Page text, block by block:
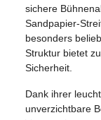
sichere
Sandpapier-
besonders
Struktur bietet
Sicherheit.
Dank ihrer
unverzichtbare